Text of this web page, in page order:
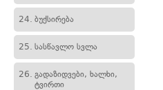
24. ბუქსირება
25. სასწავლო სვლა
26. გადაზიდვები, ხალხი,
ტვირთი